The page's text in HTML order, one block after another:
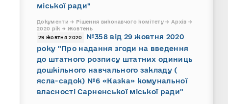
міської ради"
Документи → Рішення виконавчого комітету → Архів →
2020 рік → Жовтень
29 жовтня 2020
№358 від 29 жовтня 2020
року "Про надання згоди на введення
до штатного розпису штатних одиниць
дошкільного навчального закладу (
ясла-садок) №6 «Казка» комунальної
власності Сарненської міської ради"